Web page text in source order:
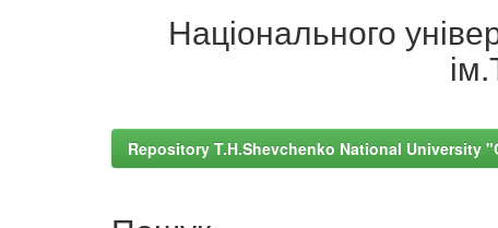
Національного
Repository T.H.Shevchenko National University